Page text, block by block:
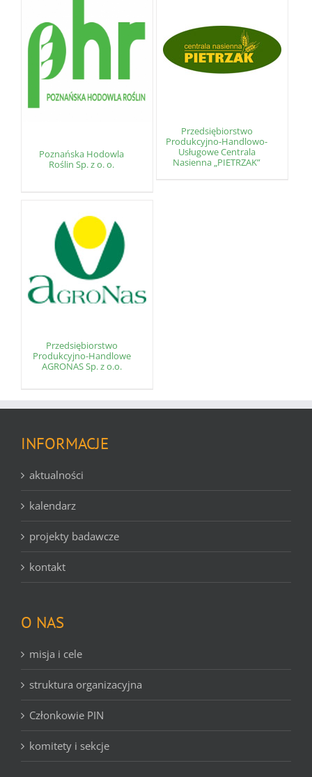
Poznańska Hodowla
Roślin Sp. z o. o.
Przedsiębiorstwo
Produkcyjno-Handlowo-
Usługowe Centrala
Nasienna „PIETRZAK”
Przedsiębiorstwo
Produkcyjno-Handlowe
AGRONAS Sp. z o.o.
INFORMACJE
aktualności
kalendarz
projekty badawcze
kontakt
O NAS
misja i cele
struktura organizacyjna
Członkowie PIN
komitety i sekcje